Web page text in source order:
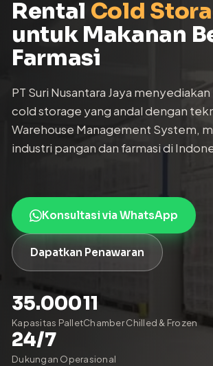
Rental Cold
untuk Makanan
Farmasi
PT Suri Nusantara Jaya
cold storage yang andal dengan
Warehouse Management System,
industri pangan dan farmasi di
Konsultasi via WhatsApp
Dapatkan Penawaran
35.000
Kapasitas Pallet
11
Chamber Chilled & Frozen
24/7
Dukungan Operasional